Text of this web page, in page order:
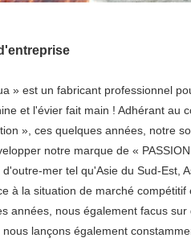
» est un fabricant professionnel
et l'évier fait main ! Adhérant au
», ces quelques années, notre
notre marque de «
d'outre-mer tel qu'Asie du Sud-Est,
à la situation de marché
années, nous également facus
nous lançons également